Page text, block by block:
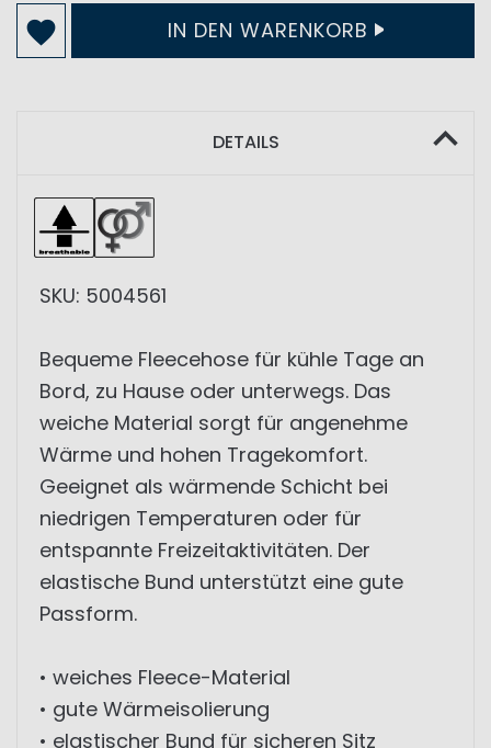
IN DEN WARENKORB
DETAILS
SKU: 5004561
Bequeme Fleecehose für kühle Tage an
Bord, zu Hause oder unterwegs. Das
weiche Material sorgt für angenehme
Wärme und hohen Tragekomfort.
Geeignet als wärmende Schicht bei
niedrigen Temperaturen oder für
entspannte Freizeitaktivitäten. Der
elastische Bund unterstützt eine gute
Passform.
• weiches Fleece-Material
• gute Wärmeisolierung
• elastischer Bund für sicheren Sitz